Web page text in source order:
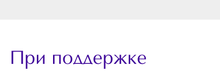
При поддержке